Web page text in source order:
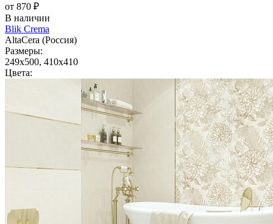
от 870 ₽
В наличии
Blik Crema
AltaCera (Россия)
Размеры:
249x500, 410x410
Цвета: